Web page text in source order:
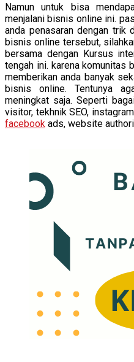
Namun untuk bisa
menjalani bisnis online ini.
anda penasaran dengan trik
bisnis online tersebut,
bersama dengan Kursus
tengah ini. karena komunitas
memberikan anda banyak
bisnis online. Tentunya
meningkat saja. Seperti
visitor, tekhnik SEO,
facebook ads, website